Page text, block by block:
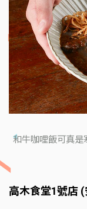
和牛咖哩飯可真是
高木食堂1號店